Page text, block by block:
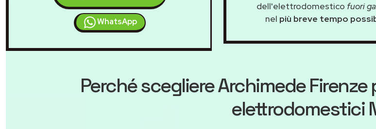
WhatsApp
dell'elettrodomestico fuori
nel più breve tempo
Perché scegliereArchimede Firenze
elettrodomestici